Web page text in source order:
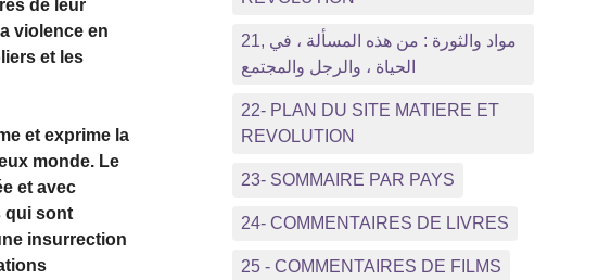
de leur
violence en
et les
et exprime la
monde. Le
et avec
qui sont
insurrection
21, مواد والثورة : من هذه المسألة ، في
الحياة ، والرجل والمجتمع
22- PLAN DU SITE MATIERE ET
REVOLUTION
23- SOMMAIRE PAR PAYS
24- COMMENTAIRES DE LIVRES
25 - COMMENTAIRES DE FILMS